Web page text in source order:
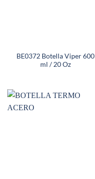
BE0372 Botella Viper 600
ml / 20 Oz